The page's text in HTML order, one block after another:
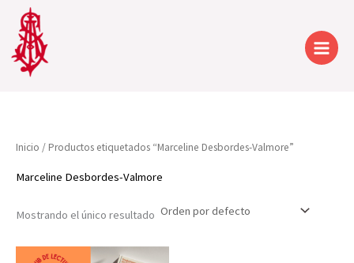
contenido
Inicio / Productos etiquetados “Marceline Desbordes-Valmore”
Marceline Desbordes-Valmore
Mostrando el único resultado